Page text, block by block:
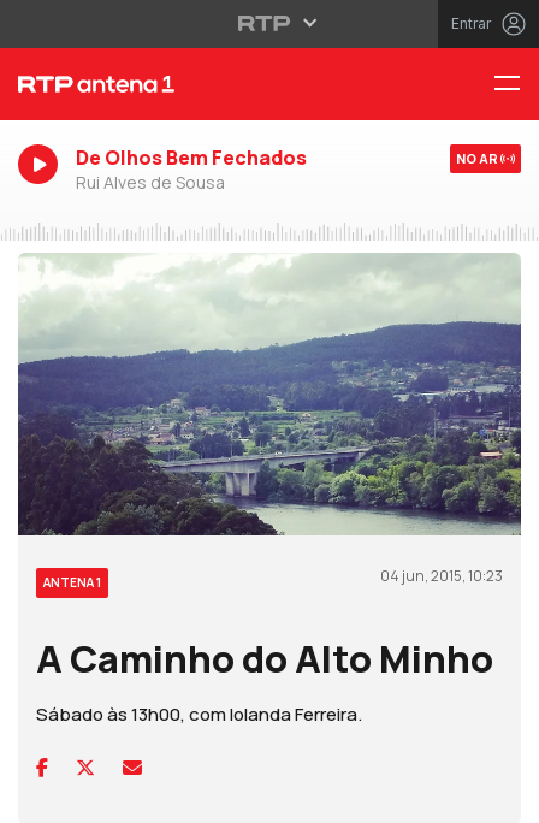
Entrar
De Olhos Bem Fechados
Rui Alves de Sousa
NO AR
ANTENA 1 04 jun, 2015, 10:23
A Caminho do Alto Minho
Sábado às 13h00, com Iolanda Ferreira.